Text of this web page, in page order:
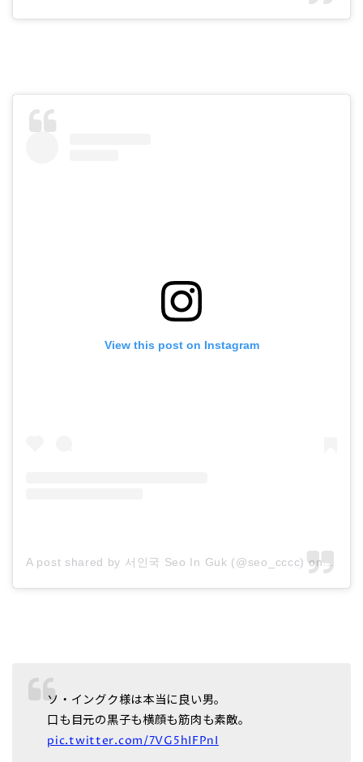
View this post on Instagram
A post shared by 서인국 Seo In Guk (@seo_cccc) on Oct
ソ・イングク様は本当に良い男。
口も目元の黒子も横顔も筋肉も素敵。
pic.twitter.com/7VG5hIFPnI